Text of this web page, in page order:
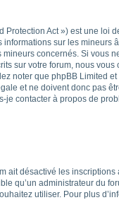
Protection Act ») est une loi
sur les mineurs
concernés. Si vous
sur votre forum, nous
noter que phpBB Limited
et ne doivent donc pas
je contacter à propos de
ait désactivé les
qu’un administrateur du
utiliser. Pour plus